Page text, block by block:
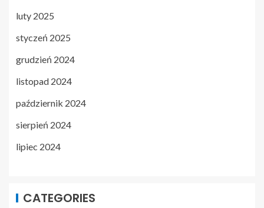
luty 2025
styczeń 2025
grudzień 2024
listopad 2024
październik 2024
sierpień 2024
lipiec 2024
CATEGORIES